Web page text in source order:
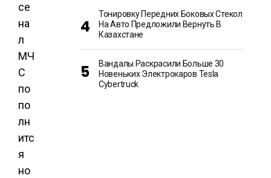
се
на
л
МЧ
С
по
по
лн
итс
я
но
Тонировку Передних Боковых Стекол
На Авто Предложили Вернуть В
Казахстане
Вандалы Раскрасили Больше 30
Новеньких Электрокаров Tesla
Cybertruck